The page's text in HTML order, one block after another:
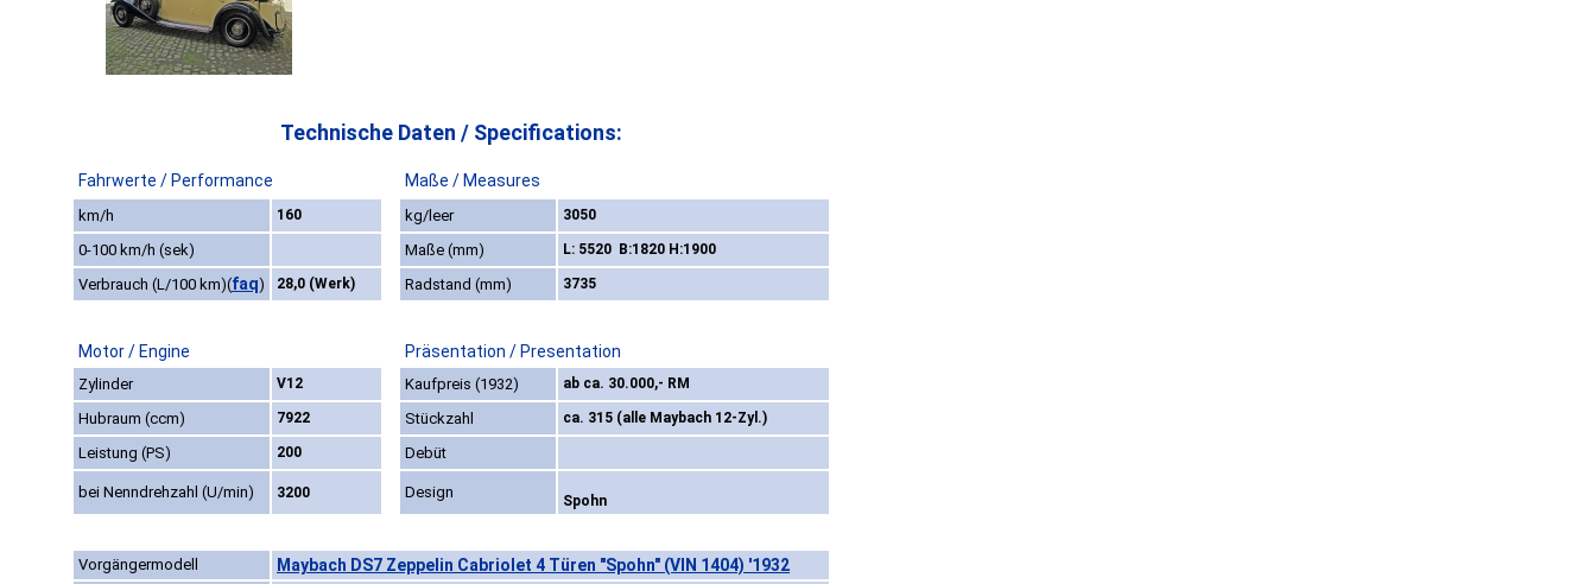
Technische Daten / Specifications:
Fahrwerte / Performance Maße / Measures
km/h 160 kg/leer 3050
0-100 km/h (sek) Maße (mm) L: 5520 B:1820 H:1900
Verbrauch (L/100 km)(faq) 28,0 (Werk) Radstand (mm) 3735
Motor / Engine Präsentation / Presentation
Zylinder V12 Kaufpreis (1932) ab ca. 30.000,- RM
Hubraum (ccm) 7922 Stückzahl ca. 315 (alle Maybach 12-Zyl.)
Leistung (PS) 200 Debüt
bei Nenndrehzahl (U/min) 3200 Design Spohn
Vorgängermodell Maybach DS7 Zeppelin Cabriolet 4 Türen "Spohn" (VIN 1404) '1932